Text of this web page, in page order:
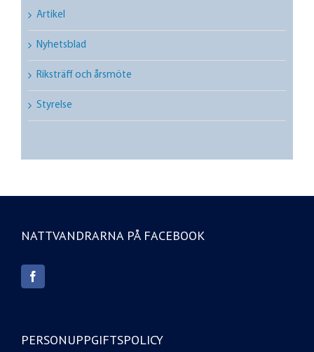
Artikel
Nyhetsblad
Riksträff och årsmöte
Styrelse
NATTVANDRARNA PÅ FACEBOOK
PERSONUPPGIFTSPOLICY